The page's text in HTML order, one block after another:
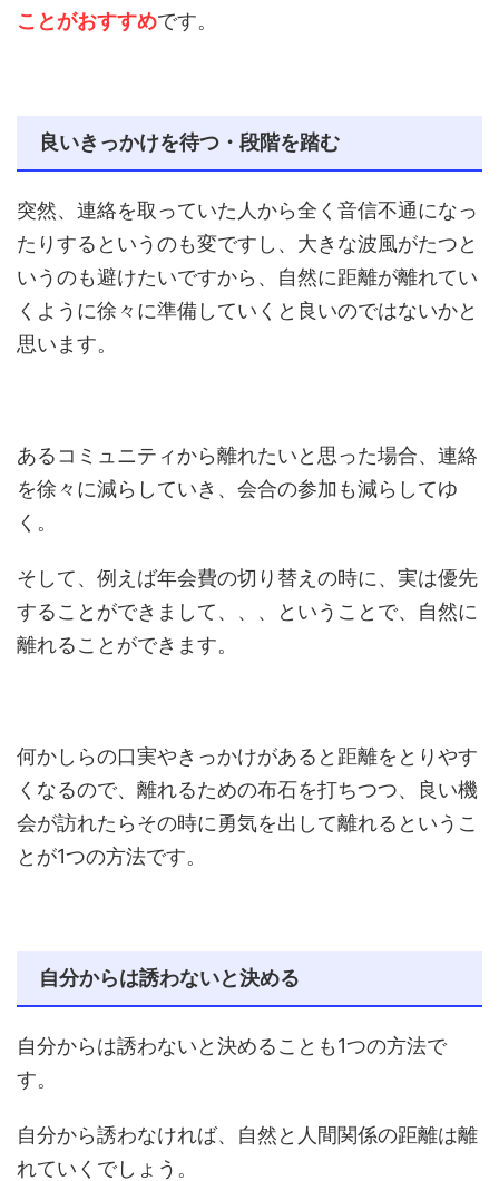
ことがおすすめです。
良いきっかけを待つ・段階を踏む
突然、連絡を取っていた人から全く音信不通になっ
たりするというのも変ですし、大きな波風がたつと
いうのも避けたいですから、自然に距離が離れてい
くように徐々に準備していくと良いのではないかと
思います。
あるコミュニティから離れたいと思った場合、連絡
を徐々に減らしていき、会合の参加も減らしてゆ
く。
そして、例えば年会費の切り替えの時に、実は優先
することができまして、、、ということで、自然に
離れることができます。
何かしらの口実やきっかけがあると距離をとりやす
くなるので、離れるための布石を打ちつつ、良い機
会が訪れたらその時に勇気を出して離れるというこ
とが1つの方法です。
自分からは誘わないと決める
自分からは誘わないと決めることも1つの方法で
す。
自分から誘わなければ、自然と人間関係の距離は離
れていくでしょう。